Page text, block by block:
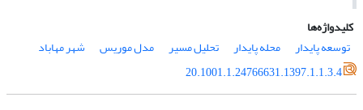
کلیدواژه‌ها
توسعه پایدار
محله پایدار تحلیل مسیر مدل موریس
شهر مهاباد
20.1001.1.24766631.1397.1.1.3.4